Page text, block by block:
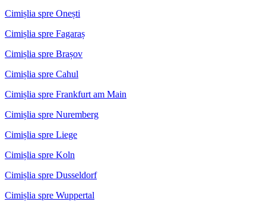
Cimișlia spre Onești
Cimișlia spre Fagaraș
Cimișlia spre Brașov
Cimișlia spre Cahul
Cimișlia spre Frankfurt am Main
Cimișlia spre Nuremberg
Cimișlia spre Liege
Cimișlia spre Koln
Cimișlia spre Dusseldorf
Cimișlia spre Wuppertal